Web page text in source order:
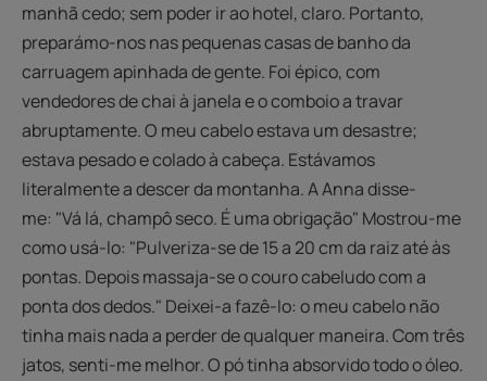
manhã cedo; sem poder ir ao hotel, claro. Portanto,
preparámo-nos nas pequenas casas de banho da
carruagem apinhada de gente. Foi épico, com
vendedores de chai à janela e o comboio a travar
abruptamente. O meu cabelo estava um desastre;
estava pesado e colado à cabeça. Estávamos
literalmente a descer da montanha. A Anna disse-
me: "Vá lá, champô seco. É uma obrigação" Mostrou-me
como usá-lo: "Pulveriza-se de 15 a 20 cm da raiz até às
pontas. Depois massaja-se o couro cabeludo com a
ponta dos dedos." Deixei-a fazê-lo: o meu cabelo não
tinha mais nada a perder de qualquer maneira. Com três
jatos, senti-me melhor. O pó tinha absorvido todo o óleo.